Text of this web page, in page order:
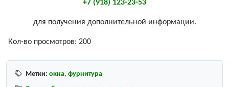
+7 (918) 123-23-53
для получения дополнительной информации.
Кол-во просмотров: 200
Метки: окна, фурнитура